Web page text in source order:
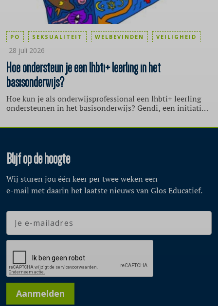
Hoe ondersteun je een lhbti+ leerling in het
basisonderwijs?
Hoe kun je als onderwijsprofessional een lhbti+ leerling
ondersteunen in het basisonderwijs? Gendi, een initiatief
PO SEKSUALITEIT WELBEVINDEN VEILIGHEID
28 juli 2026
Blijf op de hoogte
Wij sturen jou één keer per twee weken een
e-mail met daarin het laatste nieuws van Glos Educatief.
Aanmelden